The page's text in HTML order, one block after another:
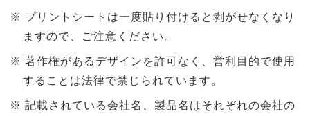
プリントシートは一度貼り付けると剥がせなくなり
ますので、ご注意ください。
著作権があるデザインを許可なく、営利目的で使用
することは法律で禁じられています。
記載されている会社名、製品名はそれぞれの会社の